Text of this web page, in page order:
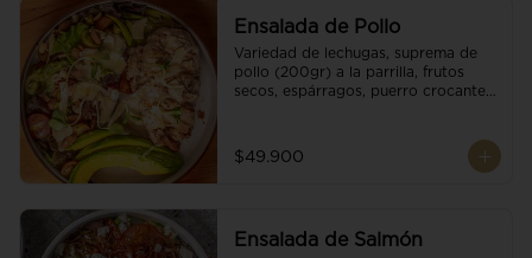
Ensalada de Pollo
Variedad de lechugas, suprema de
pollo (200gr) a la parrilla, frutos
secos, espárragos, puerro crocante,
balsámico.
$49.900
Ensalada de Salmón